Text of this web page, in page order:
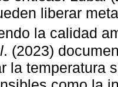
liberar
la calidad
. (2023)
la temperatura